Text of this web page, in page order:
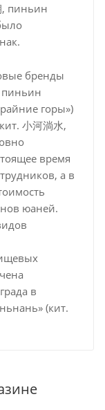
, пиньин
бренды
пиньин
горы»)
小河淌水,
время
а в
юаней.
в
(кит.